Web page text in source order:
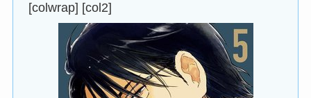
[colwrap] [col2]